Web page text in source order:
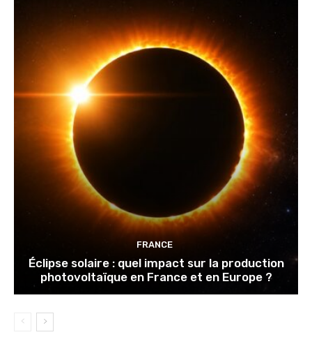
FRANCE
Éclipse solaire : quel impact sur la production
photovoltaïque en France et en Europe ?